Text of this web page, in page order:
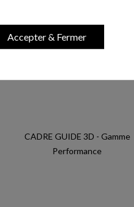
Accepter & Fermer
CADRE GUIDE 3D - Gamme
Performance